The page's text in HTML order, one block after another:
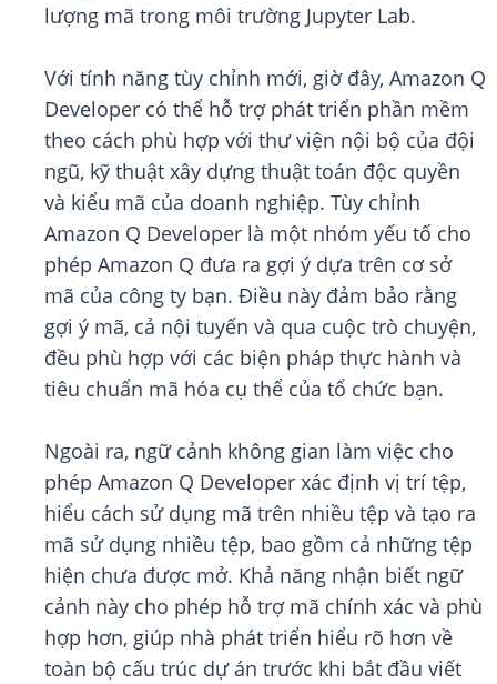
lượng mã trong môi trường Jupyter Lab.
Với tính năng tùy chỉnh mới, giờ đây, Amazon Q
Developer có thể hỗ trợ phát triển phần mềm
theo cách phù hợp với thư viện nội bộ của đội
ngũ, kỹ thuật xây dựng thuật toán độc quyền
và kiểu mã của doanh nghiệp. Tùy chỉnh
Amazon Q Developer là một nhóm yếu tố cho
phép Amazon Q đưa ra gợi ý dựa trên cơ sở
mã của công ty bạn. Điều này đảm bảo rằng
gợi ý mã, cả nội tuyến và qua cuộc trò chuyện,
đều phù hợp với các biện pháp thực hành và
tiêu chuẩn mã hóa cụ thể của tổ chức bạn.
Ngoài ra, ngữ cảnh không gian làm việc cho
phép Amazon Q Developer xác định vị trí tệp,
hiểu cách sử dụng mã trên nhiều tệp và tạo ra
mã sử dụng nhiều tệp, bao gồm cả những tệp
hiện chưa được mở. Khả năng nhận biết ngữ
cảnh này cho phép hỗ trợ mã chính xác và phù
hợp hơn, giúp nhà phát triển hiểu rõ hơn về
toàn bộ cấu trúc dự án trước khi bắt đầu viết